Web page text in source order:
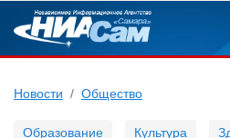
Новости Общество
Образование Культура